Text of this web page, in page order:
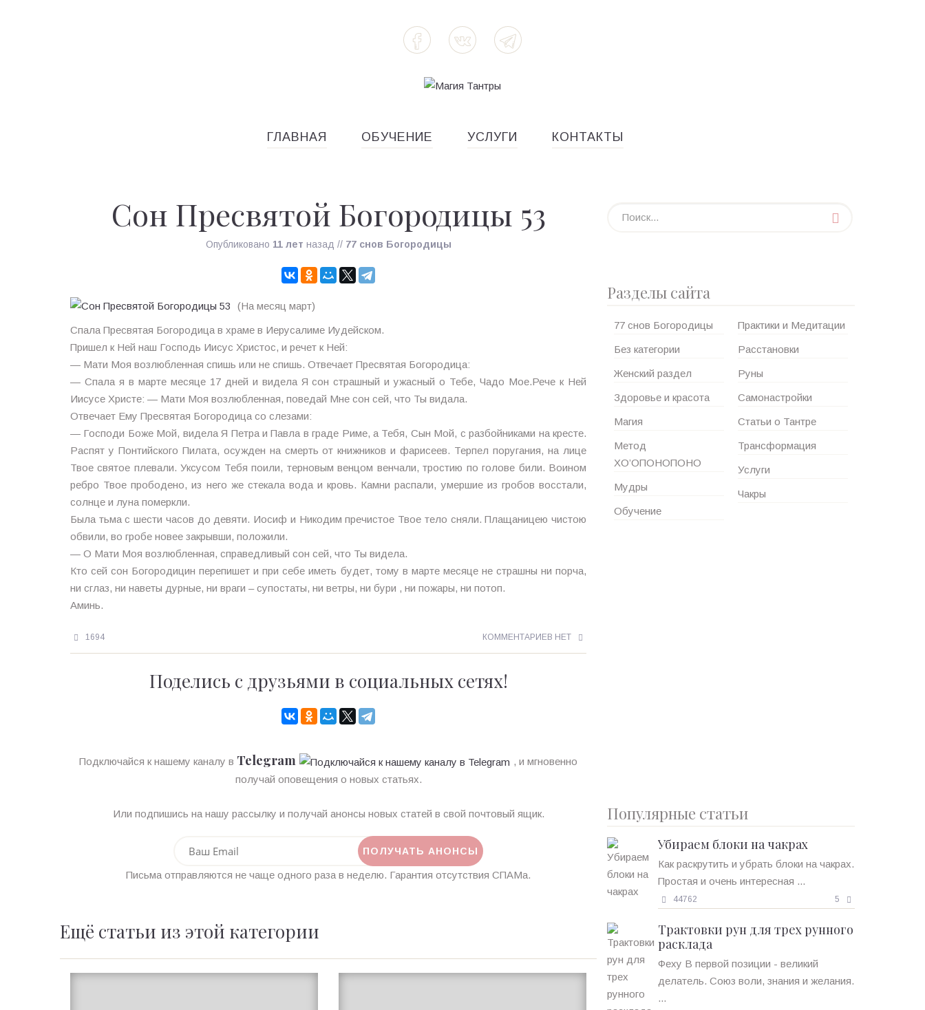
ГЛАВНАЯ ОБУЧЕНИЕ УСЛУГИ КОНТАКТЫ
Сон Пресвятой Богородицы 53
Опубликовано 11 лет назад // 77 снов Богородицы
(На месяц март)
Спала Пресвятая Богородица в храме в Иерусалиме Иудейском.
Пришел к Ней наш Господь Иисус Христос, и речет к Ней:
— Мати Моя возлюбленная спишь или не спишь. Отвечает Пресвятая Богородица:
— Спала я в марте месяце 17 дней и видела Я сон страшный и ужасный о Тебе, Чадо Мое.Рече к Ней
Иисусе Христе: — Мати Моя возлюбленная, поведай Мне сон сей, что Ты видала.
Отвечает Ему Пресвятая Богородица со слезами:
— Господи Боже Мой, видела Я Петра и Павла в граде Риме, а Тебя, Сын Мой, с разбойниками на кресте.
Распят у Понтийского Пилата, осужден на смерть от книжников и фарисеев. Терпел поругания, на лице
Твое святое плевали. Уксусом Тебя поили, терновым венцом венчали, тростию по голове били. Воином
ребро Твое прободено, из него же стекала вода и кровь. Камни распали, умершие из гробов восстали,
солнце и луна померкли.
Была тьма с шести часов до девяти. Иосиф и Никодим пречистое Твое тело сняли. Плащаницею чистою
обвили, во гробе новее закрывши, положили.
— О Мати Моя возлюбленная, справедливый сон сей, что Ты видела.
Кто сей сон Богородицин перепишет и при себе иметь будет, тому в марте месяце не страшны ни порча,
ни сглаз, ни наветы дурные, ни враги – супостаты, ни ветры, ни бури , ни пожары, ни потоп.
Аминь.
1694 КОММЕНТАРИЕВ НЕТ
Поделись с друзьями в социальных сетях!
Подключайся к нашему каналу в Telegram
, и мгновенно
получай оповещения о новых статьях.
Или подпишись на нашу рассылку и получай анонсы новых статей в свой почтовый ящик.
Письма отправляются не чаще одного раза в неделю. Гарантия отсутствия СПАМа.
Ещё статьи из этой категории
Разделы сайта
77 снов Богородицы
Без категории
Женский раздел
Здоровье и красота
Магия
Метод
ХО’ОПОНОПОНО
Мудры
Обучение
Практики и Медитации
Расстановки
Руны
Самонастройки
Статьи о Тантре
Трансформация
Услуги
Чакры
Популярные статьи
Убираем блоки на чакрах
Как раскрутить и убрать блоки на чакрах.
Простая и очень интересная ...
44762 5
Трактовки рун для трех рунного
расклада
Феху В первой позиции - великий
делатель. Союз воли, знания и желания.
...